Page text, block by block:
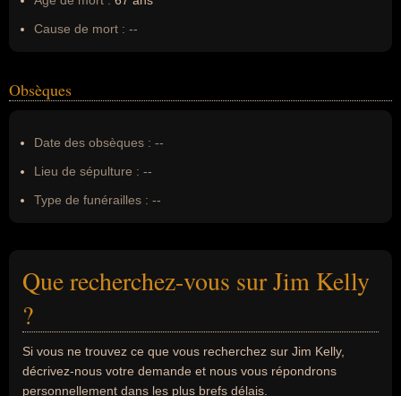
Cause de mort : --
Obsèques
Date des obsèques : --
Lieu de sépulture : --
Type de funérailles : --
Que recherchez-vous sur Jim Kelly
?
Si vous ne trouvez ce que vous recherchez sur Jim Kelly,
décrivez-nous votre demande et nous vous répondrons
personnellement dans les plus brefs délais.